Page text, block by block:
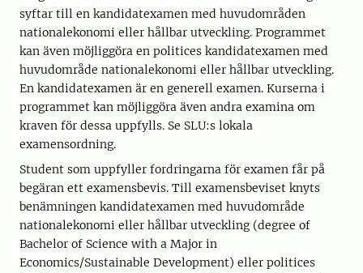
syftar till en kandidatexamen med huvudområden
nationalekonomi eller hållbar utveckling. Programmet
kan även möjliggöra en politices kandidatexamen med
huvudområde nationalekonomi eller hållbar utveckling.
En kandidatexamen är en generell examen. Kurserna i
programmet kan möjliggöra även andra examina om
kraven för dessa uppfylls. Se SLU:s lokala
examensordning.
Student som uppfyller fordringarna för examen får på
begäran ett examensbevis. Till examensbeviset knyts
benämningen kandidatexamen med huvudområde
nationalekonomi eller hållbar utveckling (degree of
Bachelor of Science with a Major in
Economics/Sustainable Development) eller politices